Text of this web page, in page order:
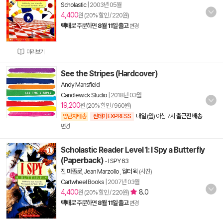
미리보기
Scholastic| 2003년 05월
4,400원 (20% 할인 / 220원)
택배로 주문하면 8월 11일 출고 변경
See the Stripes (Hardcover)
Andy Mansfield
Candlewick Studio 2018년 03월
19,200원 (20% 할인 / 960원)
양탄자배송 썬데이 EXPRESS 내일 (월) 아침 7시 출근전 배송
변경
Scholastic Reader Level 1: I Spy a Butterfly
(Paperback) -I SPY 63
진 마졸로, Jean Marzollo 월터 윅 (사진)
Cartwheel Books 2007년 03월
4,400원 (20% 할인 / 220원) 8.0
택배로 주문하면 8월 11일 출고 변경